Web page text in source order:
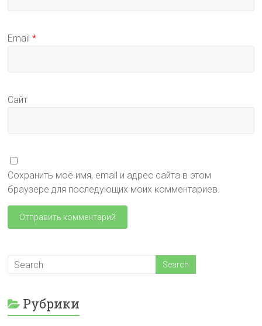
Email*
Сайт
Сохранить моё имя, email и адрес сайта в этом
браузере для последующих моих комментариев.
Рубрики